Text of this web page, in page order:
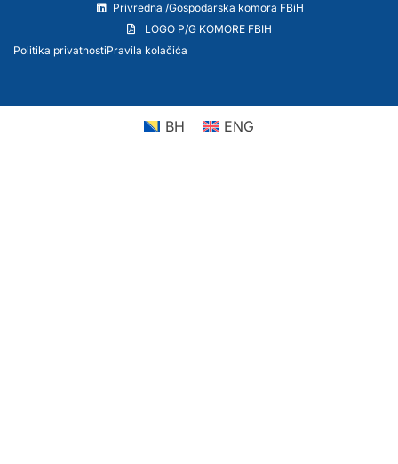
Privredna /Gospodarska komora FBiH
LOGO P/G KOMORE FBIH
Politika privatnostiPravila kolačića
BH ENG